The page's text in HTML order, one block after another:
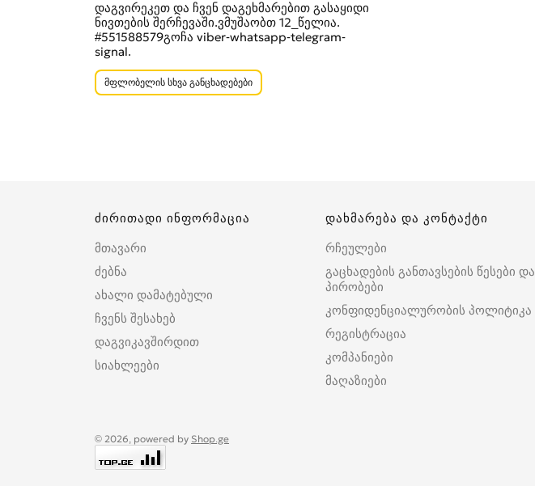
დაგვირეკეთ და ჩვენ დაგეხმარებით გასაყიდი
ნივთების შერჩევაში.ვმუშაობთ 12_წელია.
#551588579გოჩა viber-whatsapp-telegram-
signal.
მფლობელის სხვა განცხადებები
ძირითადი ინფორმაცია
მთავარი
ძებნა
ახალი დამატებული
ჩვენს შესახებ
დაგვიკავშირდით
სიახლეები
დახმარება და კონტაქტი
რჩეულები
გაცხადების განთავსების წესები და
პირობები
კონფიდენციალურობის პოლიტიკა
რეგისტრაცია
კომპანიები
მაღაზიები
© 2026, powered by Shop.ge